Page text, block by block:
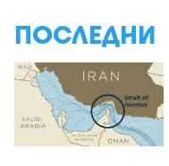
ПОСЛЕДНИ